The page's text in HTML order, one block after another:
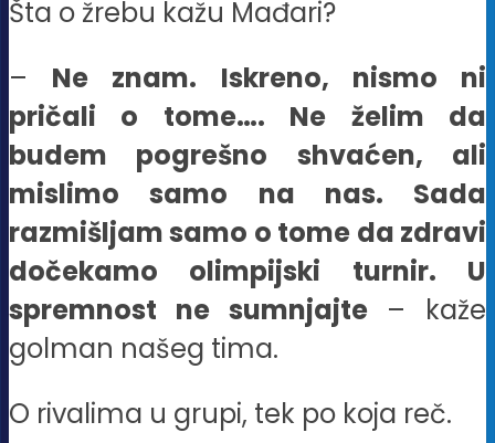
Šta o žrebu kažu Mađari?
– Ne znam. Iskreno, nismo ni
pričali o tome…. Ne želim da
budem pogrešno shvaćen, ali
mislimo samo na nas. Sada
razmišljam samo o tome da zdravi
dočekamo olimpijski turnir. U
spremnost ne sumnjajte– kaže
golman našeg tima.
O rivalima u grupi, tek po koja reč.